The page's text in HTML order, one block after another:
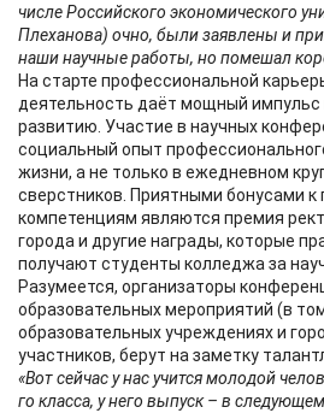
числе Российского экономического
Плеханова) очно, были заявлены и
наши научные работы, но помешал
На старте профессиональной
деятельность даёт мощный
развитию. Участие в научных
социальный опыт
жизни, а не только в ежедневном
сверстников. Приятными бонусами
компетенциям являются премия
города и другие награды, которые
получают студенты колледжа за
Разумеется, организаторы
образовательных мероприятий (в
образовательных учреждениях и
участников, берут на заметку
«Вот сейчас у нас учится молодой
го класса, у него выпуск – в